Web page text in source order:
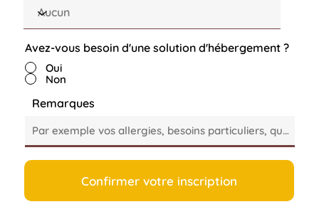
i
r
e
Avez-vous besoin d'une solution d'hébergement ?
Oui
Non
Remarques
Confirmer votre inscription